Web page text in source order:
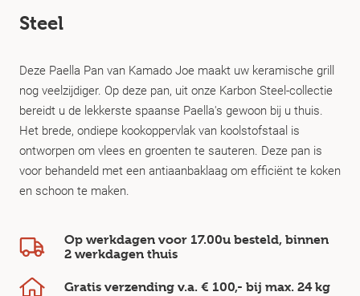
Steel
Deze Paella Pan van Kamado Joe maakt uw keramische grill
nog veelzijdiger. Op deze pan, uit onze Karbon Steel-collectie
bereidt u de lekkerste spaanse Paella's gewoon bij u thuis.
Het brede, ondiepe kookoppervlak van koolstofstaal is
ontworpen om vlees en groenten te sauteren. Deze pan is
voor behandeld met een antiaanbaklaag om efficiënt te koken
en schoon te maken.
Op werkdagen voor 17.00u besteld, binnen
2 werkdagen thuis
Gratis verzending v.a. € 100,- bij max. 24 kg